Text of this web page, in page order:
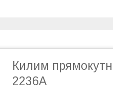
Килим
2236A